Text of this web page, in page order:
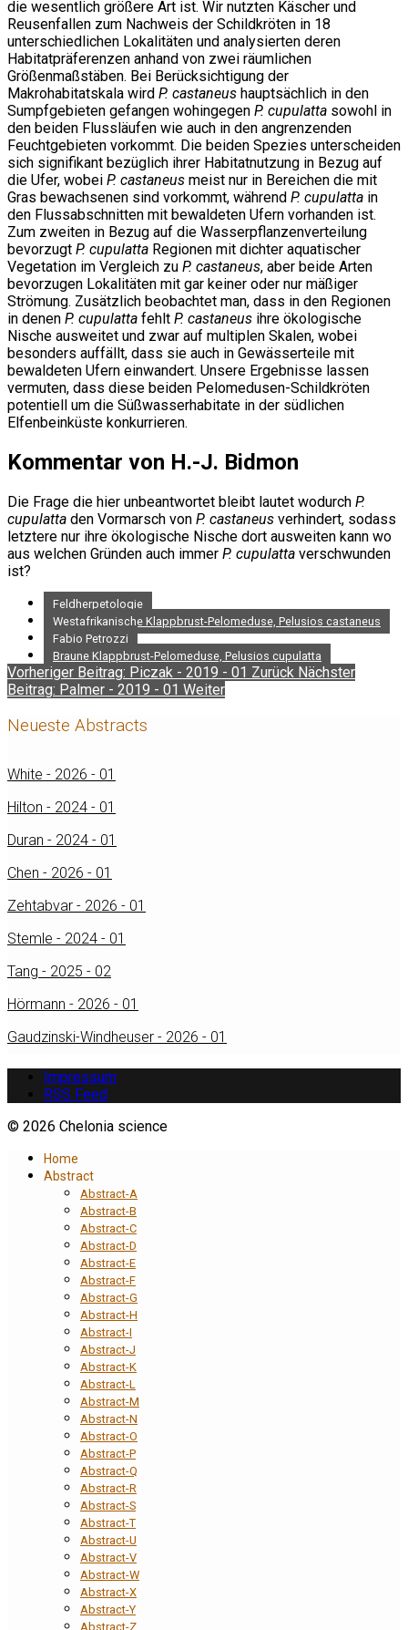
die wesentlich größere Art ist. Wir nutzten Käscher und
Reusenfallen zum Nachweis der Schildkröten in 18
unterschiedlichen Lokalitäten und analysierten deren
Habitatpräferenzen anhand von zwei räumlichen
Größenmaßstäben. Bei Berücksichtigung der
Makrohabitatskala wird P. castaneus hauptsächlich in den
Sumpfgebieten gefangen wohingegen P. cupulatta sowohl in
den beiden Flussläufen wie auch in den angrenzenden
Feuchtgebieten vorkommt. Die beiden Spezies unterscheiden
sich signifikant bezüglich ihrer Habitatnutzung in Bezug auf
die Ufer, wobei P. castaneus meist nur in Bereichen die mit
Gras bewachsenen sind vorkommt, während P. cupulatta in
den Flussabschnitten mit bewaldeten Ufern vorhanden ist.
Zum zweiten in Bezug auf die Wasserpflanzenverteilung
bevorzugt P. cupulatta Regionen mit dichter aquatischer
Vegetation im Vergleich zu P. castaneus, aber beide Arten
bevorzugen Lokalitäten mit gar keiner oder nur mäßiger
Strömung. Zusätzlich beobachtet man, dass in den Regionen
in denen P. cupulatta fehlt P. castaneus ihre ökologische
Nische ausweitet und zwar auf multiplen Skalen, wobei
besonders auffällt, dass sie auch in Gewässerteile mit
bewaldeten Ufern einwandert. Unsere Ergebnisse lassen
vermuten, dass diese beiden Pelomedusen-Schildkröten
potentiell um die Süßwasserhabitate in der südlichen
Elfenbeinküste konkurrieren.
Kommentar von H.-J. Bidmon
Die Frage die hier unbeantwortet bleibt lautet wodurch P.
cupulatta den Vormarsch von P. castaneus verhindert, sodass
letztere nur ihre ökologische Nische dort ausweiten kann wo
aus welchen Gründen auch immer P. cupulatta verschwunden
ist?
Feldherpetologie
Westafrikanische Klappbrust-Pelomeduse, Pelusios castaneus
Fabio Petrozzi
Braune Klappbrust-Pelomeduse, Pelusios cupulatta
Vorheriger Beitrag: Piczak - 2019 - 01 Zurück Nächster
Beitrag: Palmer - 2019 - 01 Weiter
Neueste Abstracts
White - 2026 - 01
Hilton - 2024 - 01
Duran - 2024 - 01
Chen - 2026 - 01
Zehtabvar - 2026 - 01
Stemle - 2024 - 01
Tang - 2025 - 02
Hörmann - 2026 - 01
Gaudzinski-Windheuser - 2026 - 01
Impressum
RSS Feed
© 2026 Chelonia science
Home
Abstract
Abstract-A
Abstract-B
Abstract-C
Abstract-D
Abstract-E
Abstract-F
Abstract-G
Abstract-H
Abstract-I
Abstract-J
Abstract-K
Abstract-L
Abstract-M
Abstract-N
Abstract-O
Abstract-P
Abstract-Q
Abstract-R
Abstract-S
Abstract-T
Abstract-U
Abstract-V
Abstract-W
Abstract-X
Abstract-Y
Abstract-Z